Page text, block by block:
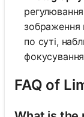
зображення
по суті,
FAQ of